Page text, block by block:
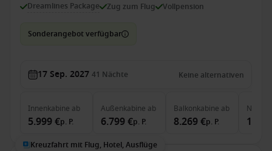
Dreamlines Package Zug zum Flug Vollpension
Sonderangebot verfügbar
17 Sep. 2027 41 Nächte Keine alternativen
Innenkabine ab
5.999 €p. P.
Außenkabine ab
6.799 €p. P.
Balkonkabine ab
8.269 €p. P.
Kreuzfahrt mit Flug, Hotel, Ausflüge